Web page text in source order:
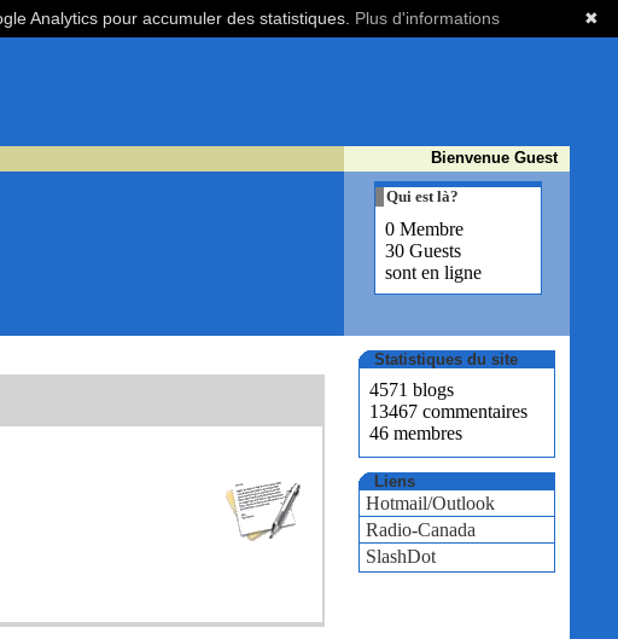
Bienvenue Guest
Qui est là?
0 Membre
30 Guests
sont en ligne
Statistiques du site
4571 blogs
13467 commentaires
46 membres
Liens
Hotmail/Outlook
Radio-Canada
SlashDot
✖
Analytics pour accumuler des statistiques. Plus d'informations